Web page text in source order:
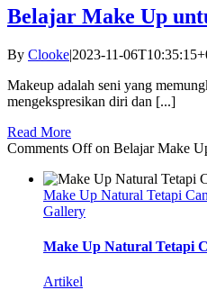
Belajar Make Up
By Clooke|2023-11-
Makeup adalah seni yang
mengekspresikan diri dan [...]
Read More
Comments Offon Belajar Make
Make Up Natural Tetapi
Gallery
Make Up Natural Tetapi
Artikel